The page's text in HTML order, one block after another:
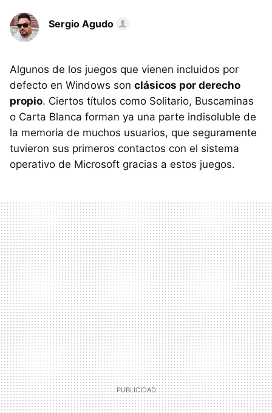
Sergio Agudo
Algunos de los juegos que vienen incluidos por
defecto en Windows son clásicos por derecho
propio. Ciertos títulos como Solitario, Buscaminas
o Carta Blanca forman ya una parte indisoluble de
la memoria de muchos usuarios, que seguramente
tuvieron sus primeros contactos con el sistema
operativo de Microsoft gracias a estos juegos.